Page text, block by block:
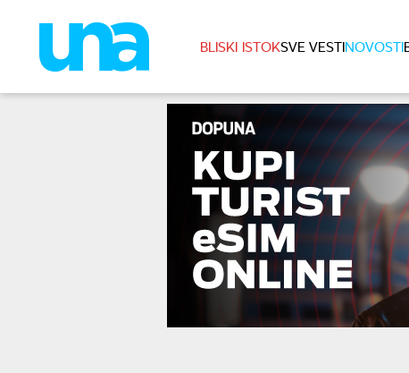
BLISKI ISTOKSVE VESTINOVOSTI